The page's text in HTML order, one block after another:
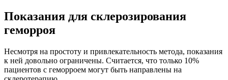
Показания для склерозирования
геморроя
Несмотря на простоту и привлекательность метода, показания
к ней довольно ограничены. Считается, что только 10%
пациентов с геморроем могут быть направлены на